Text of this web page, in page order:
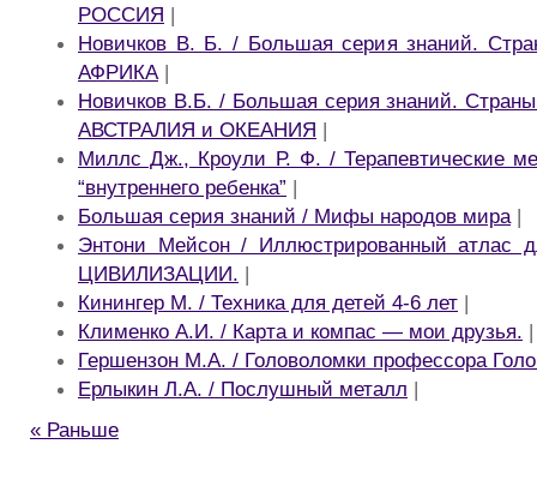
РОССИЯ |
Новичков В. Б. / Большая серия знаний.
АФРИКА|
Новичков В.Б. / Большая серия знаний.
АВСТРАЛИЯ и ОКЕАНИЯ |
Миллс Дж., Кроули Р. Ф. / Терапевтические
“внутреннего ребенка” |
Большая серия знаний / Мифы народов мира|
Энтони Мейсон / Иллюстрированный атлас
ЦИВИЛИЗАЦИИ. |
Кинингер М. / Техника для детей 4-6 лет |
Клименко А.И. / Карта и компас — мои друзья. |
Гершензон М.А. / Головоломки профессора
Ерлыкин Л.А. / Послушный металл |
« Раньше